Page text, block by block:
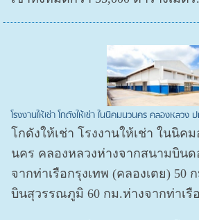
โรงงานให้เช่า โกดังให้เช่า ในนิคมนวนคร คลองหลวง
โกดังให้เช่า โรงงานให้เช่า ในนิค
นคร คลองหลวงห่างจากสนามบินด
จากท่าเรือกรุงเทพ (คลองเตย) 50
บินสุวรรณภูมิ 60 กม.ห่างจากท่าเรื